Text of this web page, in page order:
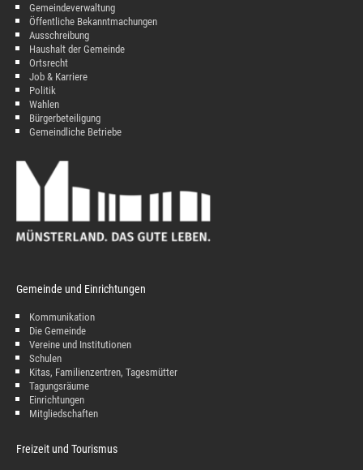
Gemeindeverwaltung
Öffentliche Bekanntmachungen
Ausschreibung
Haushalt der Gemeinde
Ortsrecht
Job & Karriere
Politik
Wahlen
Bürgerbeteiligung
Gemeindliche Betriebe
Gemeinde und Einrichtungen
Kommunikation
Die Gemeinde
Vereine und Institutionen
Schulen
Kitas, Familienzentren, Tagesmütter
Tagungsräume
Einrichtungen
Mitgliedschaften
Freizeit und Tourismus